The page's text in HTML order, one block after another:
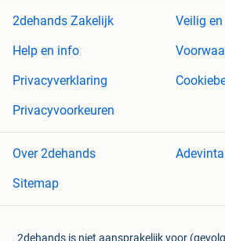
2dehands Zakelijk
Veilig
Help en info
Privacyverklaring
Privacyvoorkeuren
Over 2dehands
Adevinta
Sitemap
2dehands is niet aansprakelijk voor